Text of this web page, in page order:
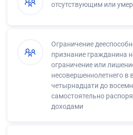
отсутствующим или
Ограничение
признание гражданина
ограничение или
несовершеннолетнего в
четырнадцати до
самостоятельно
доходами